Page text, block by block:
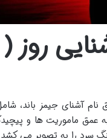
روز
نام آشنای جیمز باند،
عمق ماموریت ها و